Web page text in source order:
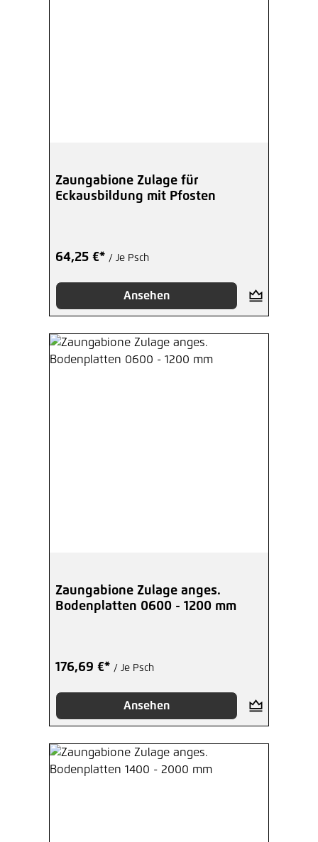
Zaungabione Zulage für
Eckausbildung mit Pfosten
64,25 €* / Je Psch
Ansehen
Zaungabione Zulage anges.
Bodenplatten 0600 - 1200 mm
176,69 €* / Je Psch
Ansehen